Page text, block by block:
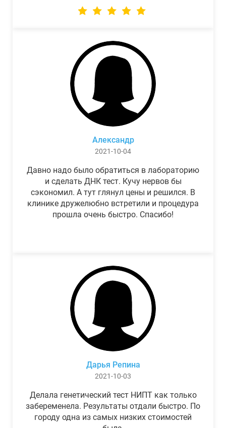
Александр
2021-10-04
Давно надо было обратиться в лабораторию
и сделать ДНК тест. Кучу нервов бы
сэкономил. А тут глянул цены и решился. В
клинике дружелюбно встретили и процедура
прошла очень быстро. Спасибо!
Дарья Репина
2021-10-03
Делала генетический тест НИПТ как только
забеременела. Результаты отдали быстро. По
городу одна из самых низких стоимостей